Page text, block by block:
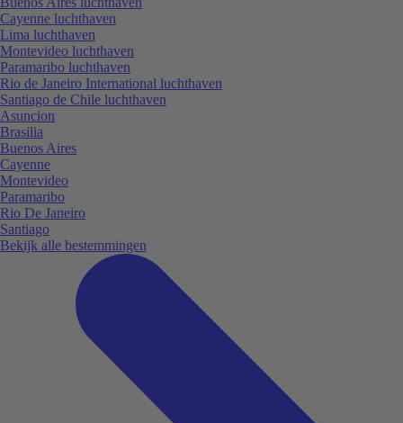
Cayenne luchthaven
Lima luchthaven
Montevideo luchthaven
Paramaribo luchthaven
Rio de Janeiro International luchthaven
Santiago de Chile luchthaven
Asuncion
Brasilia
Buenos Aires
Cayenne
Montevideo
Paramaribo
Rio De Janeiro
Santiago
Bekijk alle bestemmingen